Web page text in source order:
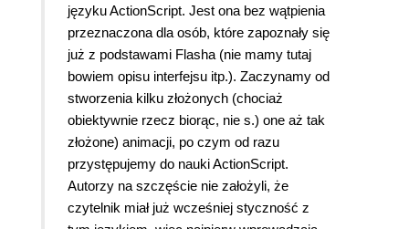
języku ActionScript. Jest ona bez wątpienia
przeznaczona dla osób, które zapoznały się
już z podstawami Flasha (nie mamy tutaj
bowiem opisu interfejsu itp.). Zaczynamy od
stworzenia kilku złożonych (chociaż
obiektywnie rzecz biorąc, nie s.) one aż tak
złożone) animacji, po czym od razu
przystępujemy do nauki ActionScript.
Autorzy na szczęście nie założyli, że
czytelnik miał już wcześniej styczność z